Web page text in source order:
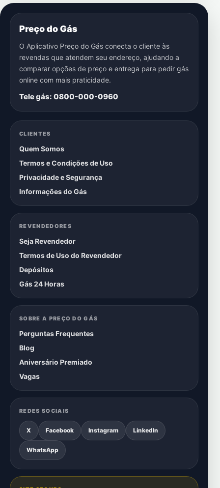
Preço do Gás
O Aplicativo Preço do Gás conecta o cliente às
revendas que atendem seu endereço, ajudando a
comparar opções de preço e entrega para pedir gás
online com mais praticidade.
Tele gás: 0800-000-0960
CLIENTES
Quem Somos
Termos e Condições de Uso
Privacidade e Segurança
Informações do Gás
REVENDEDORES
Seja Revendedor
Termos de Uso do Revendedor
Depósitos
Gás 24 Horas
SOBRE A PREÇO DO GÁS
Perguntas Frequentes
Blog
Aniversário Premiado
Vagas
REDES SOCIAIS
X Facebook Instagram LinkedIn
WhatsApp